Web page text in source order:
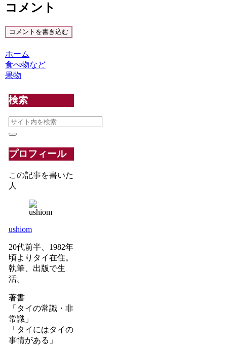
コメント
コメントを書き込む
ホーム
食べ物など
果物
検索
プロフィール
この記事を書いた
人
ushiom
20代前半、1982年
頃よりタイ在住。
執筆、出版で生
活。
著書
「タイの常識・非
常識」
「タイにはタイの
事情がある」